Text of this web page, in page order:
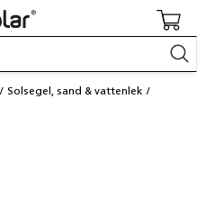
Solsegel, sand & vattenlek